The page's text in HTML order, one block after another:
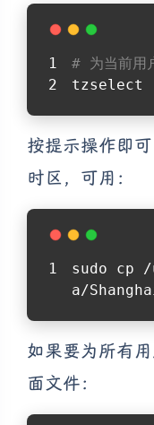
# 为当前用
tzselect
按提示操作即
时区，可用：
sudo cp
a/
如果要为所有
面文件：